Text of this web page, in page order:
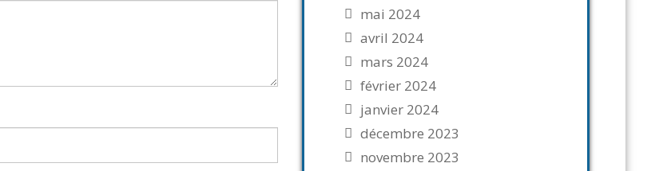
mai 2024
avril 2024
mars 2024
février 2024
janvier 2024
décembre 2023
novembre 2023